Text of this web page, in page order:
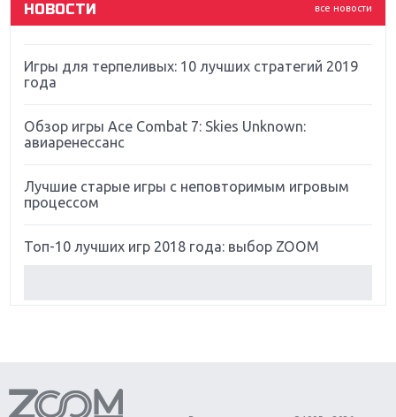
все новости
НОВОСТИ
Far Cry 5: хвалить нельзя ругать
Игры для терпеливых: 10 лучших стратегий 2019
года
Обзор игры Ace Combat 7: Skies Unknown:
авиаренессанс
Лучшие старые игры с неповторимым игровым
процессом
Топ-10 лучших игр 2018 года: выбор ZOOM
Обзор игры Forza Horizon 4: вершина эволюции